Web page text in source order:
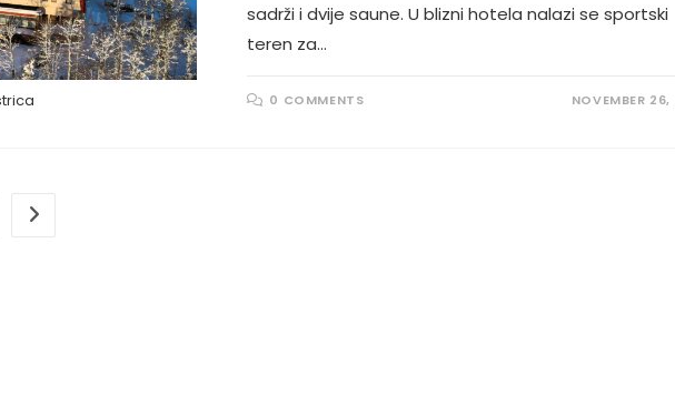
sadrži i dvije saune. U blizni hotela nalazi se sportski
teren za…
0 COMMENTS NOVEMBER 26,
Go to the next page